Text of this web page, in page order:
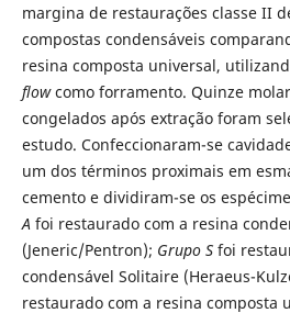
margina de restaurações classe II
compostas condensáveis
resina composta universal,
flowcomo forramento. Quinze
congelados após extração foram
estudo. Confeccionaram-se
um dos términos proximais em
cemento e dividiram-se os
A foi restaurado com a resina
(Jeneric/Pentron); Grupo S foi
condensável Solitaire (Heraeus-
restaurado com a resina composta